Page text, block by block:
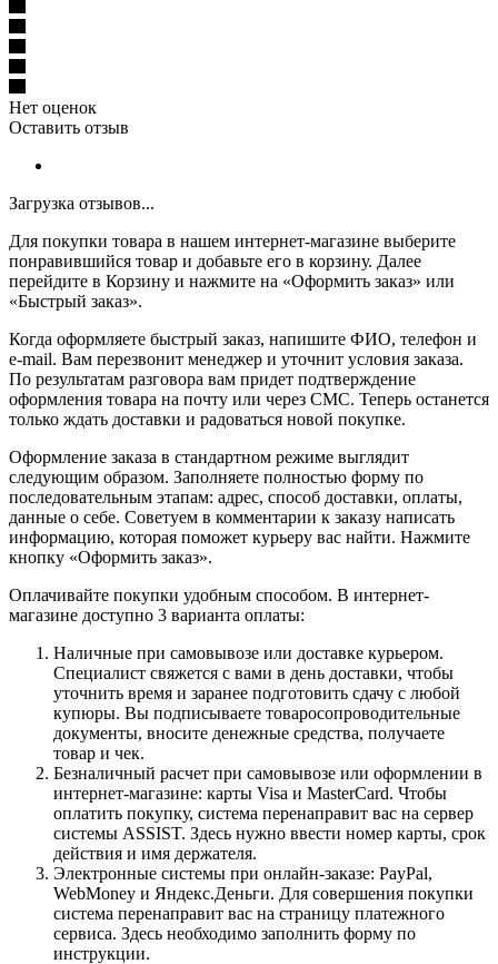
Нет оценок
Оставить отзыв
Загрузка отзывов...
Для покупки товара в нашем интернет-магазине выберите
понравившийся товар и добавьте его в корзину. Далее
перейдите в Корзину и нажмите на «Оформить заказ» или
«Быстрый заказ».
Когда оформляете быстрый заказ, напишите ФИО, телефон и
e-mail. Вам перезвонит менеджер и уточнит условия заказа.
По результатам разговора вам придет подтверждение
оформления товара на почту или через СМС. Теперь останется
только ждать доставки и радоваться новой покупке.
Оформление заказа в стандартном режиме выглядит
следующим образом. Заполняете полностью форму по
последовательным этапам: адрес, способ доставки, оплаты,
данные о себе. Советуем в комментарии к заказу написать
информацию, которая поможет курьеру вас найти. Нажмите
кнопку «Оформить заказ».
Оплачивайте покупки удобным способом. В интернет-
магазине доступно 3 варианта оплаты:
Наличные при самовывозе или доставке курьером.
Специалист свяжется с вами в день доставки, чтобы
уточнить время и заранее подготовить сдачу с любой
купюры. Вы подписываете товаросопроводительные
документы, вносите денежные средства, получаете
товар и чек.
Безналичный расчет при самовывозе или оформлении в
интернет-магазине: карты Visa и MasterCard. Чтобы
оплатить покупку, система перенаправит вас на сервер
системы ASSIST. Здесь нужно ввести номер карты, срок
действия и имя держателя.
Электронные системы при онлайн-заказе: PayPal,
WebMoney и Яндекс.Деньги. Для совершения покупки
система перенаправит вас на страницу платежного
сервиса. Здесь необходимо заполнить форму по
инструкции.